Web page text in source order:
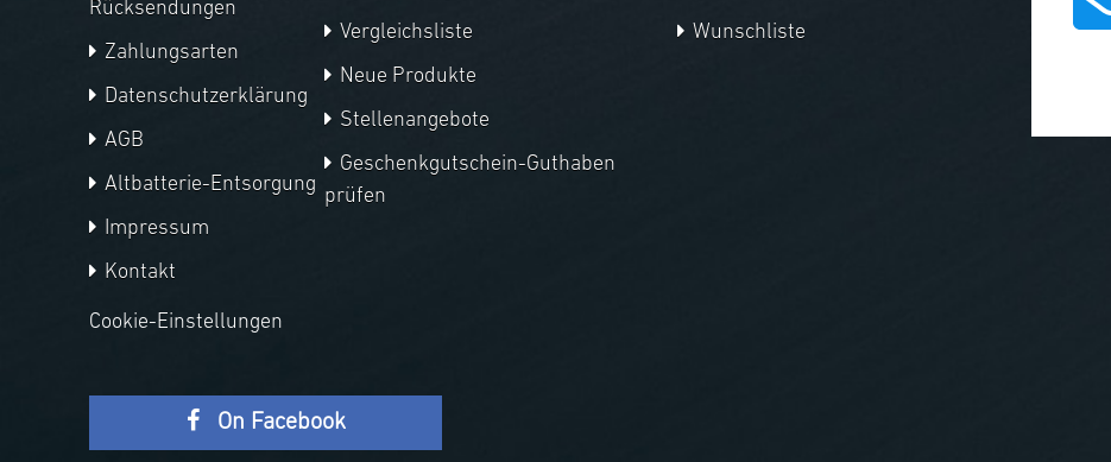
Rücksendungen
Zahlungsarten
Datenschutzerklärung
AGB
Altbatterie-Entsorgung
Impressum
Kontakt
Vergleichsliste
Neue Produkte
Stellenangebote
Geschenkgutschein-Guthaben
prüfen
Wunschliste
Cookie-Einstellungen
On Facebook